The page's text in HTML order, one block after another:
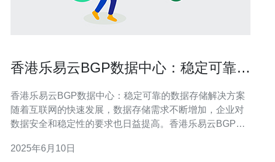
香港乐易云BGP数据中心：稳定可靠的
香港乐易云BGP数据中心：稳定可靠的数据存储解决方案
随着互联网的快速发展，数据存储需求不断增加，企业对
数据安全和稳定性的要求也日益提高。香港乐易云BGP数
2025年6月10日